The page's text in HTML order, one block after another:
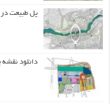
پل طبیعت
دانلود